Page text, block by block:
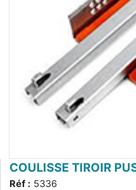
COULISSE TIROIR
Réf : 5336